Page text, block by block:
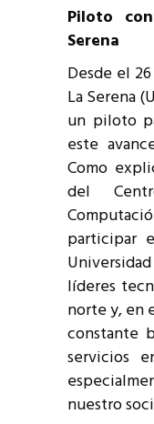
Piloto
Serena
Desde el
La Serena
un piloto
este
Como
del
participar
líderes
norte y, en
constante
servicios
nuestro